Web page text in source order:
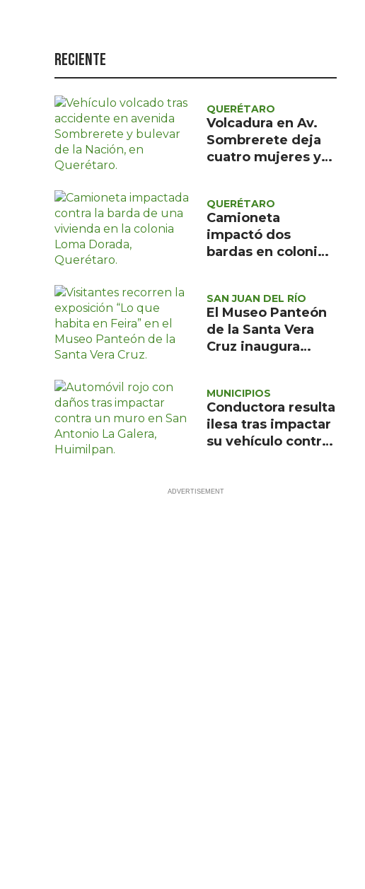
Política
Turismo
Asuntos Sociales
Reciente
QUERÉTARO
Volcadura en Av.
Sombrerete deja
cuatro mujeres y
prehospitalaria
QUERÉTARO
Camioneta
impactó dos
bardas en colonia
descartó riesgos
SAN JUAN DEL RÍO
El Museo Panteón
de la Santa Vera
Cruz inaugura
de la Feira
MUNICIPIOS
Conductora resulta
ilesa tras impactar
su vehículo contra